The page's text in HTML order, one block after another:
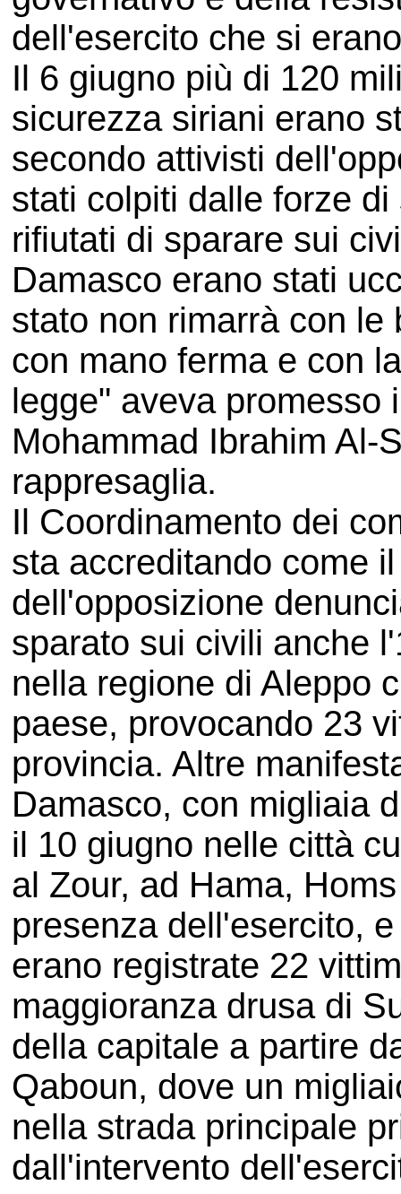
dell'esercito che si
Il 6 giugno più di 120
sicurezza siriani erano
secondo attivisti
stati colpiti dalle forze
rifiutati di sparare sui
Damasco erano stati
stato non rimarrà con le
con mano ferma e con
legge" aveva promesso
Mohammad Ibrahim Al-
rappresaglia.
Il Coordinamento dei
sta accreditando come
dell'opposizione
sparato sui civili anche
nella regione di Aleppo
paese, provocando 23
provincia. Altre
Damasco, con migliaia
il 10 giugno nelle città
al Zour, ad Hama,
presenza dell'esercito,
erano registrate 22
maggioranza drusa di
della capitale a partire
Qaboun, dove un
nella strada principale
dall'intervento